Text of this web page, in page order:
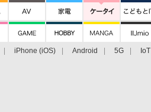
iPhone (iOS) Android 5G IoT